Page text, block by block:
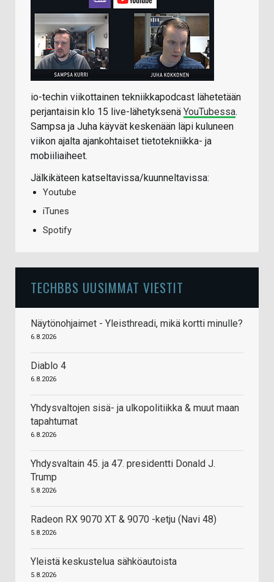
io-techin viikottainen tekniikkapodcast lähetetään
perjantaisin klo 15 live-lähetyksenä YouTubessa.
Sampsa ja Juha käyvät keskenään läpi kuluneen
viikon ajalta ajankohtaiset tietotekniikka- ja
mobiiliaiheet.
Jälkikäteen katseltavissa/kuunneltavissa:
Youtube
iTunes
Spotify
TECHBBS UUSIMMAT VIESTIT
Näytönohjaimet - Yleisthreadi, mikä kortti minulle?
6.8.2026
Diablo 4
6.8.2026
Yhdysvaltojen sisä- ja ulkopolitiikka & muut maan
tapahtumat
6.8.2026
Yhdysvaltain 45. ja 47. presidentti Donald J.
Trump
5.8.2026
Radeon RX 9070 XT & 9070 -ketju (Navi 48)
5.8.2026
Yleistä keskustelua sähköautoista
5.8.2026